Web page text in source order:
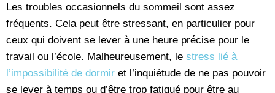
Les troubles occasionnels du sommeil sont assez
fréquents. Cela peut être stressant, en particulier pour
ceux qui doivent se lever à une heure précise pour le
travail ou l’école. Malheureusement, le stress lié à
l’impossibilité de dormir et l’inquiétude de ne pas pouvoir
se lever à temps ou d’être trop fatigué pour être au